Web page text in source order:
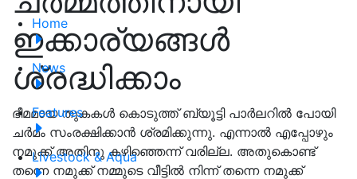
Home
News
Features
Livestock & Aqua
ഇക്കാര്യങ്ങൾ
ശ്രദ്ധിക്കാം
ഭീമമായ തുകകൾ കൊടുത്ത് ബ്യൂട്ടി പാർലറിൽ പോയി
ചർമം സംരക്ഷിക്കാൻ ശ്രമിക്കുന്നു. എന്നാൽ എപ്പോഴും
നമുക്ക് അതിനു കഴിഞ്ഞെന്ന് വരില്ല. അതുകൊണ്ട്
തന്നെ നമുക്ക് നമ്മുടെ വീട്ടിൽ നിന്ന് തന്നെ നമുക്ക്